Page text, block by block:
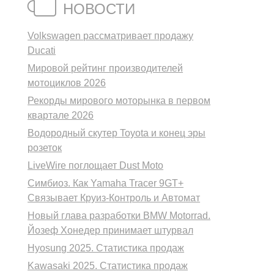
НОВОСТИ
Volkswagen рассматривает продажу
Ducati
Мировой рейтинг производителей
мотоциклов 2026
Рекорды мирового моторынка в первом
квартале 2026
Водородный скутер Toyota и конец эры
розеток
LiveWire поглощает Dust Moto
Симбиоз. Как Yamaha Tracer 9GT+
Связывает Круиз-Контроль и Автомат
Новый глава разработки BMW Motorrad.
Йозеф Хонедер принимает штурвал
Hyosung 2025. Статистика продаж
Kawasaki 2025. Статистика продаж